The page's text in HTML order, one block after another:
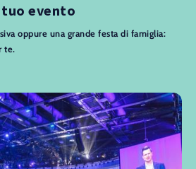
evento
oppure una grande festa di famiglia:
te.